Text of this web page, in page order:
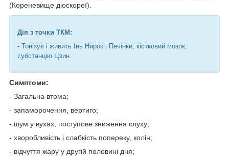
(Кореневище діоскореї).
Дія з точки ТКМ:
- Тонізує і живить Інь Нирок і Печінки, кістковий мозок,
субстанцію Цзин.
Симптоми:
- Загальна втома;
- запаморочення, вертиго;
- шум у вухах, поступове зниження слуху;
- хворобливість і слабкість попереку, колін;
- відчуття жару у другій половині дня;